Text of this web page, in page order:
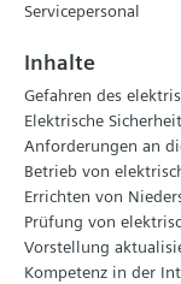
Servicepersonal
Inhalte
Gefahren des
Elektrische
Anforderungen an
Betrieb von
Errichten von
Prüfung von
Vorstellung
Kompetenz in der